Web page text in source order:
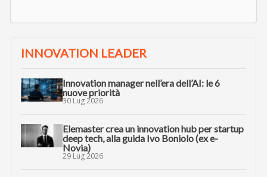
INNOVATION LEADER
Innovation manager nell’era dell’AI: le 6
nuove priorità
30 Lug 2026
Elemaster crea un innovation hub per startup
deep tech, alla guida Ivo Boniolo (ex e-
Novia)
29 Lug 2026